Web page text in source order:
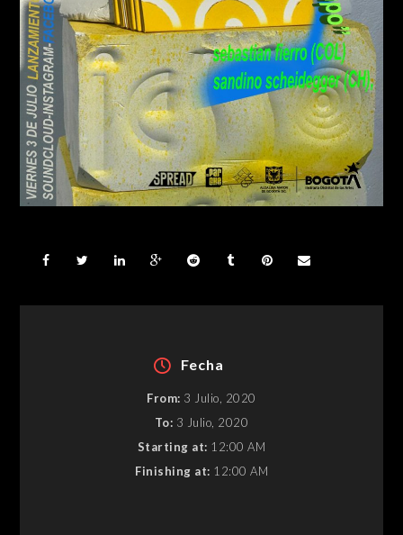
Fecha
From: 3 Julio, 2020
To: 3 Julio, 2020
Starting at: 12:00 AM
Finishing at: 12:00 AM